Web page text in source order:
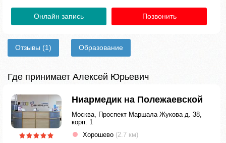
Онлайн запись Позвонить
Отзывы (1) Образование
Где принимает Алексей Юрьевич
Ниармедик на Полежаевской
Москва, Проспект Маршала Жукова д. 38,
корп. 1
Хорошево (2.7 км)